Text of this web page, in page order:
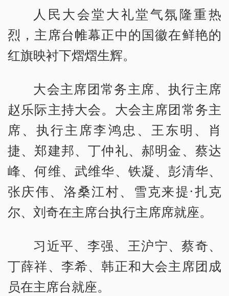
人民大会堂大礼堂气氛隆重热
烈，主席台帷幕正中的国徽在鲜艳的
红旗映衬下熠熠生辉。
大会主席团常务主席、执行主席
赵乐际主持大会。大会主席团常务主
席、执行主席李鸿忠、王东明、肖
捷、郑建邦、丁仲礼、郝明金、蔡达
峰、何维、武维华、铁凝、彭清华、
张庆伟、洛桑江村、雪克来提·扎克
尔、刘奇在主席台执行主席席就座。
习近平、李强、王沪宁、蔡奇、
丁薛祥、李希、韩正和大会主席团成
员在主席台就座。